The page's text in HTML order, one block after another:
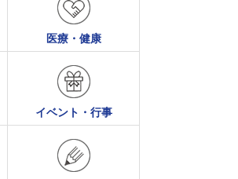
医療・健康
イベント・行事